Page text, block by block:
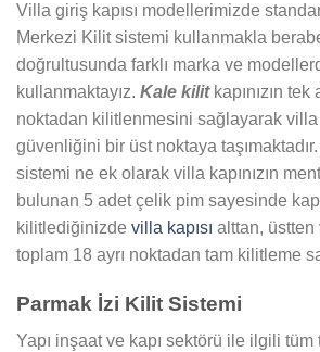
Villa giriş kapısı modellerimizde
Merkezi Kilit sistemi kullanmakla
doğrultusunda farklı marka ve
kullanmaktayız. Kale kilit kapınızın
noktadan kilitlenmesini sağlayarak villa
güvenliğini bir üst noktaya
sistemi ne ek olarak villa kapınızın
bulunan 5 adet çelik pim sayesinde
kilitlediğinizde villa kapısı alttan,
toplam 18 ayrı noktadan tam kilitleme
Parmak İzi Kilit Sistemi
Yapı inşaat ve kapı sektörü ile ilgili